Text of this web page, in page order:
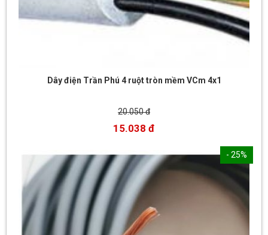
Dây điện Trần Phú 4 ruột tròn mềm VCm 4x1
20.050 đ
15.038 đ
- 25%